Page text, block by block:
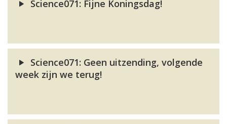
Science071: Fijne Koningsdag!
Science071: Geen uitzending, volgende
week zijn we terug!